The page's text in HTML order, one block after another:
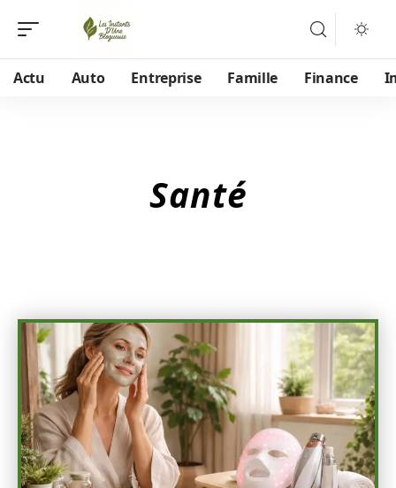
Actu Auto Entreprise Famille Finance
Santé